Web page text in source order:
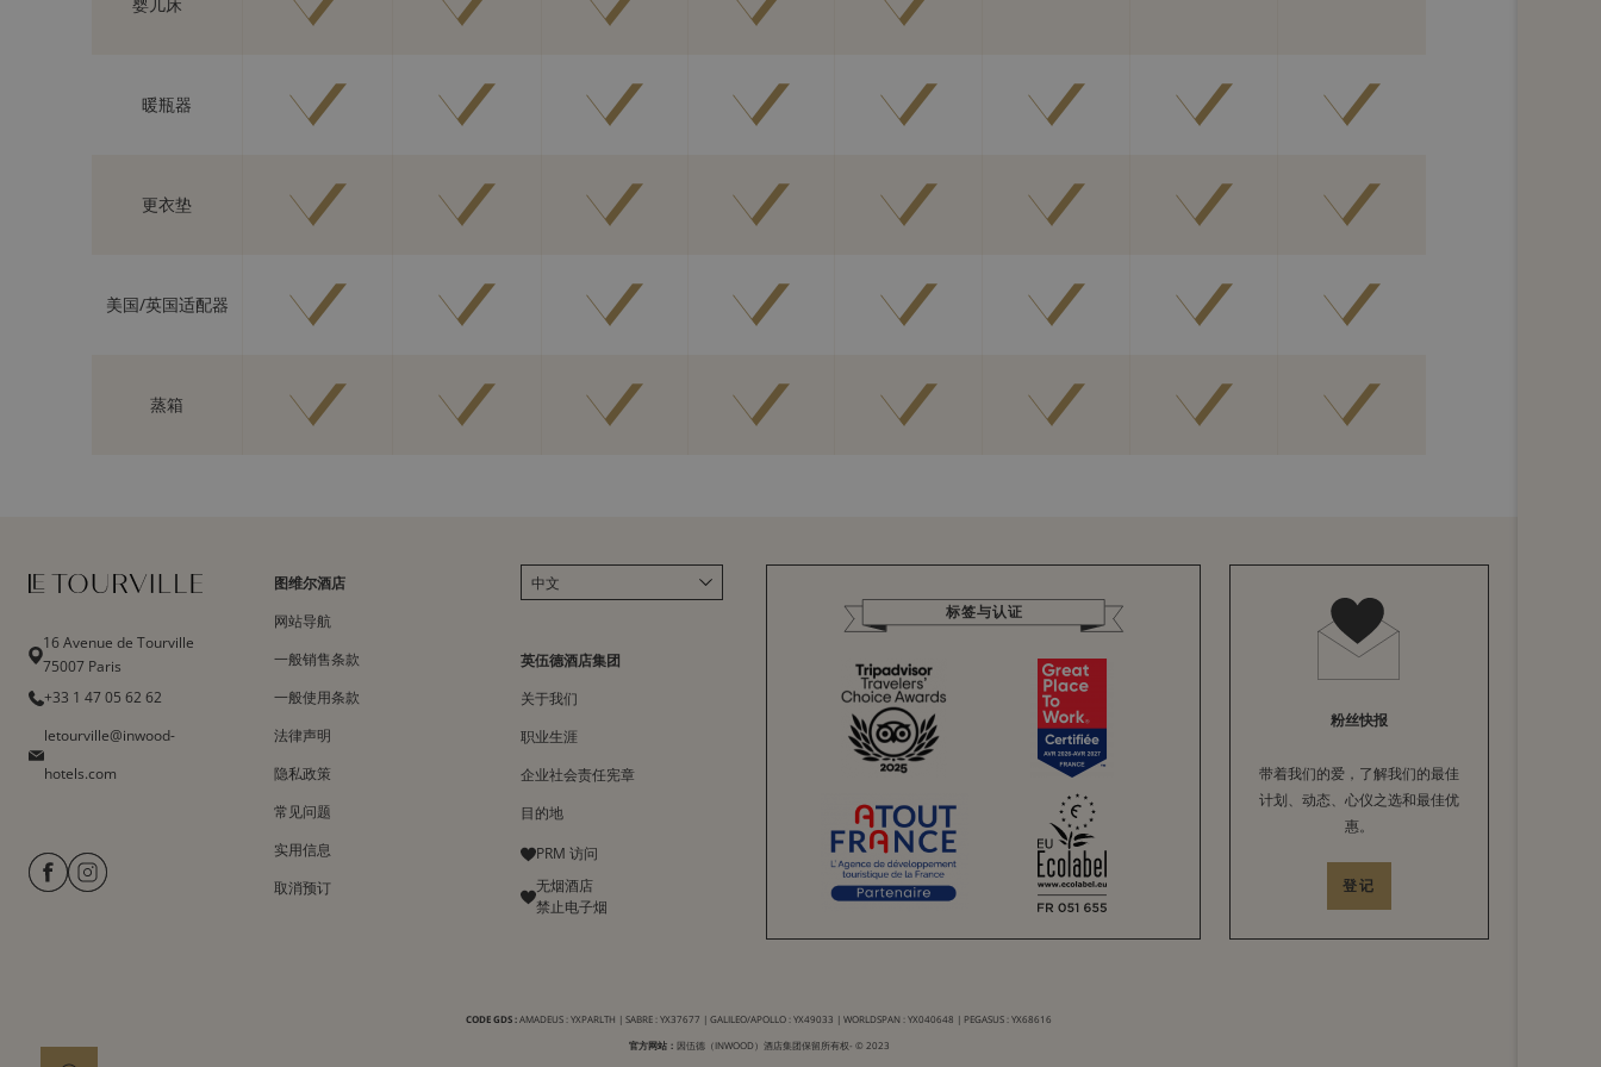
暖瓶器
更衣垫
美国/英国适配器
蒸箱
16 Avenue de Tourville
75007 Paris
+33 1 47 05 62 62
letourville@inwood-
hotels.com
图维尔酒店
网站导航
一般销售条款
一般使用条款
法律声明
隐私政策
常见问题
实用信息
取消预订
中文
English
Italiano
Deutsch
英伍德酒店集团
关于我们
职业生涯
企业社会责任宪章
目的地
PRM 访问
无烟酒店
禁止电子烟
标签与认证
粉丝快报
带着我们的爱，了解我们的最佳
计划、动态、心仪之选和最佳优
惠。
登记
CODE GDS :AMADEUS : YXPARLTH | SABRE : YX37677 | GALILEO/APOLLO : YX49033 | WORLDSPAN : YX040648 | PEGASUS : YX68616
官方网站： 因伍德（INWOOD）酒店集团保留所有权- © 2023